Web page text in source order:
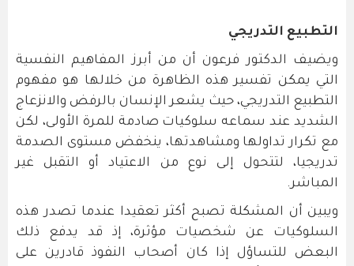
التطبيع التدريجي
ويضيف الدكتور فرعون أن من أبرز المفاهيم النفسية
التي يمكن تفسير هذه الظاهرة من خلالها هو مفهوم
التطبيع التدريجي، حيث يشعر الإنسان بالرفض والانزعاج
الشديد عند سماعه سلوكيات صادمة للمرة الأولى، لكن
مع تكرار تداولها ومشاهدتها، ينخفض مستوى الصدمة
تدريجيا، لتتحول إلى نوع من الاعتياد أو التقبل غير
المباشر.
ويبين أن المشكلة تصبح أكثر تعقيدا عندما تصدر هذه
السلوكيات عن شخصيات مؤثرة، إذ قد يدفع ذلك
البعض للتساؤل إذا كان أصحاب النفوذ قادرين على